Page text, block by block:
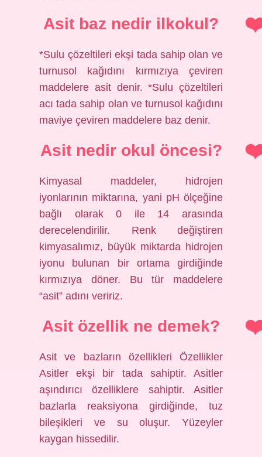
Asit baz nedir ilkokul?
*Sulu çözeltileri ekşi tada sahip olan ve
turnusol kağıdını kırmızıya çeviren
maddelere asit denir. *Sulu çözeltileri
acı tada sahip olan ve turnusol kağıdını
maviye çeviren maddelere baz denir.
Asit nedir okul öncesi?
Kimyasal maddeler, hidrojen
iyonlarının miktarına, yani pH ölçeğine
bağlı olarak 0 ile 14 arasında
derecelendirilir. Renk değiştiren
kimyasalımız, büyük miktarda hidrojen
iyonu bulunan bir ortama girdiğinde
kırmızıya döner. Bu tür maddelere
“asit” adını veririz.
Asit özellik ne demek?
Asit ve bazların özellikleri Özellikler
Asitler ekşi bir tada sahiptir. Asitler
aşındırıcı özelliklere sahiptir. Asitler
bazlarla reaksiyona girdiğinde, tuz
bileşikleri ve su oluşur. Yüzeyler
kaygan hissedilir.